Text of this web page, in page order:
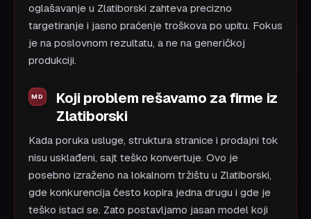
oglašavanje u Zlatiborski zahteva precizno
targetiranje i jasno praćenje troškova po upitu. Fokus
je na poslovnom rezultatu, a ne na generičkoj
produkciji.
Koji problem rešavamo za firme iz
Zlatiborski
Kada poruka usluge, struktura stranice i prodajni tok
nisu usklađeni, sajt teško konvertuje. Ovo je
posebno izraženo na lokalnom tržištu u Zlatiborski,
gde konkurencija često kopira jedna drugu i gde je
teško istaci se. Zato postavljamo jasan model koji